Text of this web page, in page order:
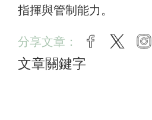
指揮與管制能力。
分享文章： facebook
twitter
文章關鍵字